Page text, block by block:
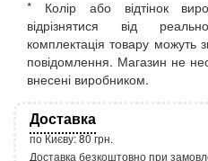
* Колір або відтінок
відрізнятися від
комплектація товару можуть
повідомлення. Магазин не
внесені виробником.
Доставка
по Києву: 80 грн.
Доставка безкоштовно при